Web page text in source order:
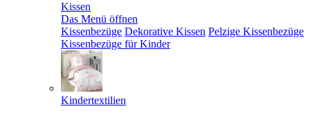
Kissen
Das Menü öffnen
Kissenbezüge Dekorative Kissen Pelzige Kissenbezüge
Kissenbezüge für Kinder
Kindertextilien